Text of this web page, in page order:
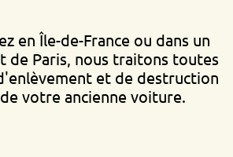
en Île-de-France ou dans un
de Paris, nous traitons toutes
et de destruction
votre ancienne voiture.